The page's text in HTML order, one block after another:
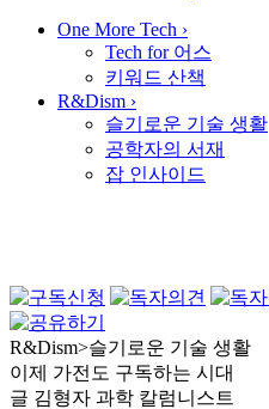
One More Tech ›
Tech for 어스
키워드 산책
R&Dism ›
슬기로운 기술 생활
공학자의 서재
잡 인사이드
R&Dism>슬기로운 기술 생활
이제 가전도 구독하는 시대
글 김형자 과학 칼럼니스트